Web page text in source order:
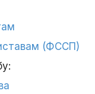
(ФССП)